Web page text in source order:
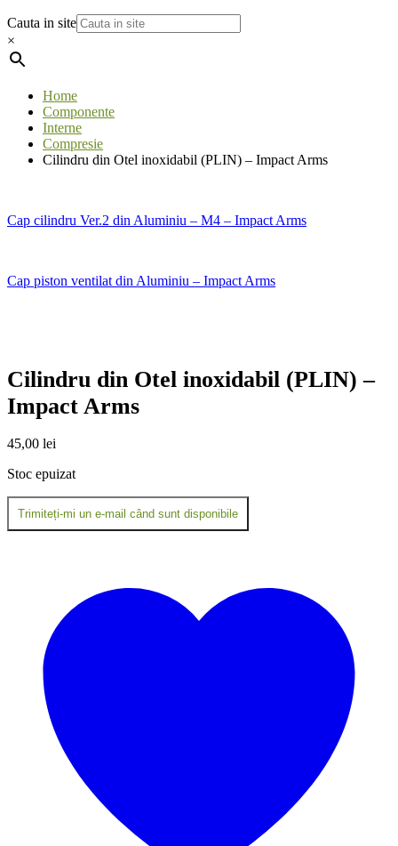
Cauta in site
×
Home
Componente
Interne
Compresie
Cilindru din Otel inoxidabil (PLIN) – Impact Arms
Cap cilindru Ver.2 din Aluminiu – M4 – Impact Arms
Cap piston ventilat din Aluminiu – Impact Arms
Cilindru din Otel inoxidabil (PLIN) –
Impact Arms
45,00 lei
Stoc epuizat
Trimiteți-mi un e-mail când sunt disponibile